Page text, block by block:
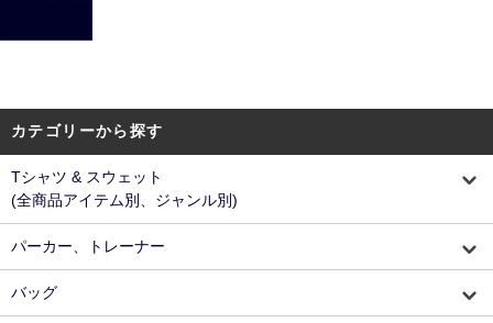
カテゴリーから探す
Tシャツ & スウェット
(全商品アイテム別、ジャンル別)
パーカー、トレーナー
バッグ